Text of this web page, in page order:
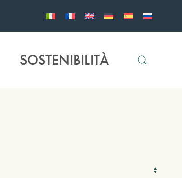
SOSTENIBILITÀ